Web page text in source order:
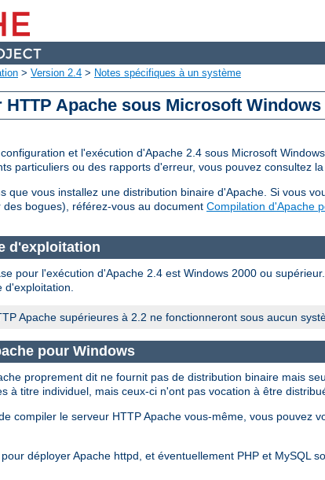
> Version 2.4 > Notes spécifiques à un système
Apache sous Microsoft Windows
et l'exécution d'Apache 2.4 sous Microsoft
particuliers ou des rapports d'erreur, vous pouvez consultez la
que vous installez une distribution binaire d'Apache. Si vous
bogues), référez-vous au document Compilation d'Apache
d'exploitation
pour l'exécution d'Apache 2.4 est Windows 2000 ou
Apache supérieures à 2.2 ne fonctionneront sous aucun
pour Windows
proprement dit ne fournit pas de distribution binaire mais
à titre individuel, mais ceux-ci n'ont pas vocation à être
compiler le serveur HTTP Apache vous-même, vous pouvez
déployer Apache httpd, et éventuellement PHP et MySQL